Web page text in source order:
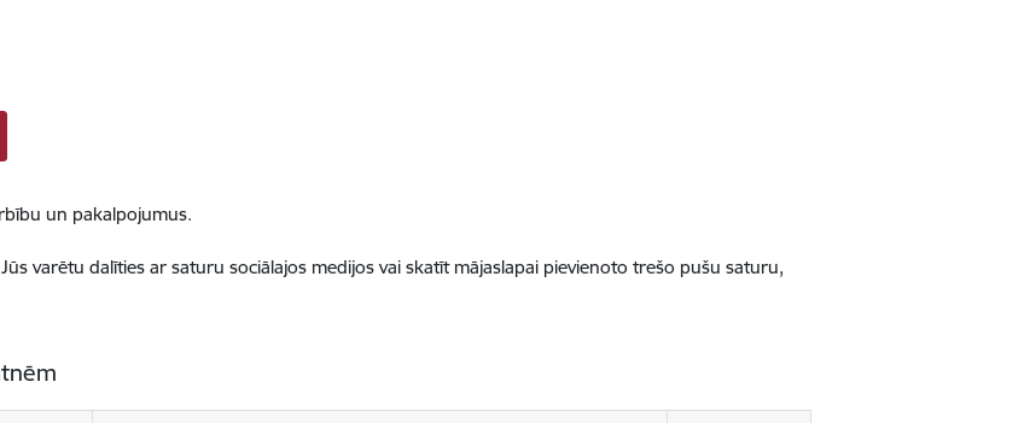
un pakalpojumus.
varētu dalīties ar saturu sociālajos medijos vai skatīt mājaslapai pievienoto trešo pušu saturu,